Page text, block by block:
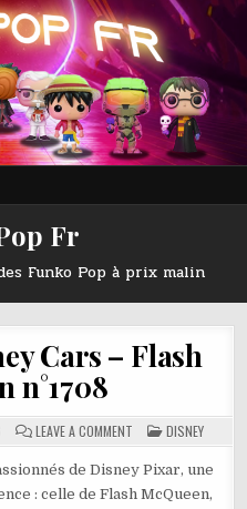
Fr
Funko Pop à prix malin
Cars – Flash
n°1708
LEAVE A COMMENTON
FUNKO
DISNEY
CARS
–
POSTED
IN
DISNEY
de Disney Pixar, une
: celle de Flash McQueen,